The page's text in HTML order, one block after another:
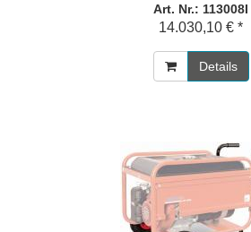
Art. Nr.: 113008I
14.030,10 € *
Details